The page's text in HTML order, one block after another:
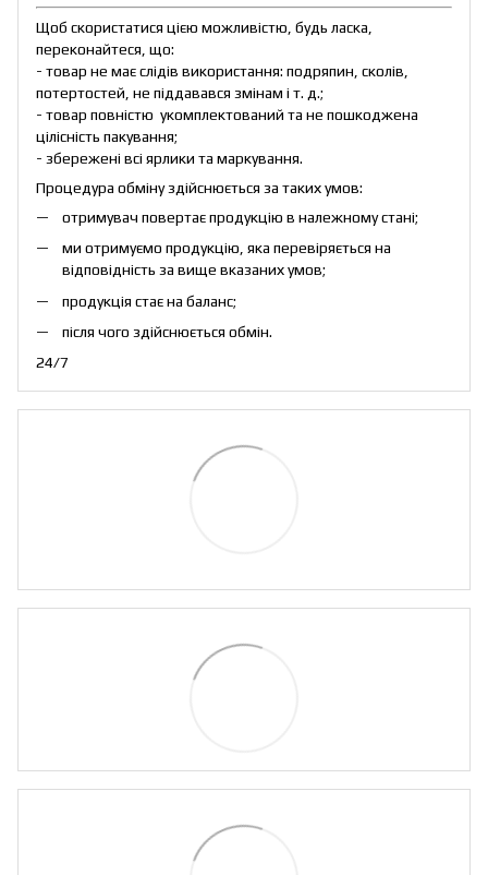
Щоб скористатися цією можливістю, будь ласка,
переконайтеся, що:
- товар не має слідів використання: подряпин, сколів,
потертостей, не піддавався змінам і т. д.;
- товар повністю укомплектований та не пошкоджена
цілісність пакування;
- збережені всі ярлики та маркування.
Процедура обміну здійснюється за таких умов:
отримувач повертає продукцію в належному стані;
ми отримуємо продукцію, яка перевіряється на
відповідність за вище вказаних умов;
продукція стає на баланс;
після чого здійснюється обмін.
24/7